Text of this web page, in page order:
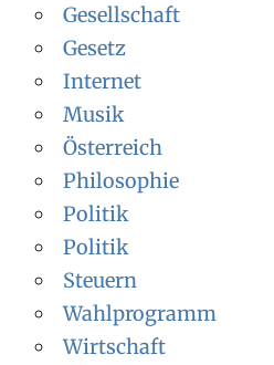
Gesellschaft
Gesetz
Internet
Musik
Österreich
Philosophie
Politik
Politik
Steuern
Wahlprogramm
Wirtschaft